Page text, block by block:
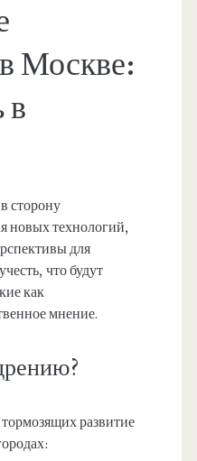
Москве:
в
сторону
новых технологий,
для
что будут
как
мнение.
развитие